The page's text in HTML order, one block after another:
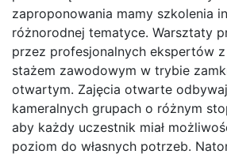
zaproponowania mamy szkolenia
różnorodnej tematyce. Warsztaty
przez profesjonalnych ekspertów
stażem zawodowym w trybie
otwartym. Zajęcia otwarte
kameralnych grupach o różnym
aby każdy uczestnik miał
poziom do własnych potrzeb.